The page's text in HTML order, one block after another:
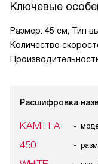
Ключевые
Размер: 45 см, Тип
Количество
Расшифровка
KAMILLA
450